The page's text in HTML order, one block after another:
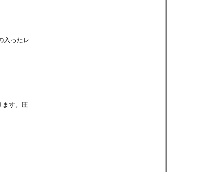
入ったレ
ます。圧